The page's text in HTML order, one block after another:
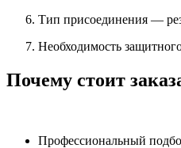
Тип присоединения —
Необходимость
Почему стоит
Профессиональный